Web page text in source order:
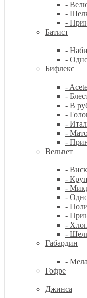
-
-
-
Батист
-
-
Бифлекс
-
-
- В
-
-
-
-
Вельвет
-
-
-
-
-
-
-
-
Габардин
-
Гофре
Джинса